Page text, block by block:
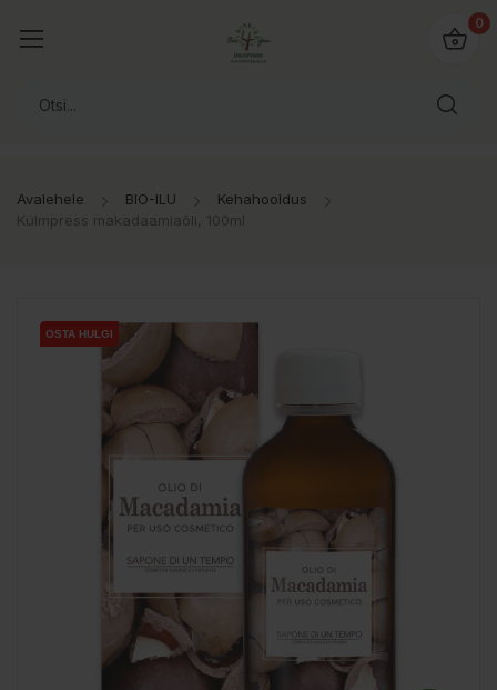
0
Avalehele BIO-ILU
Kehahooldus
Külmpress makadaamiaõli, 100ml
OSTA HULGI
OSTA HULGI